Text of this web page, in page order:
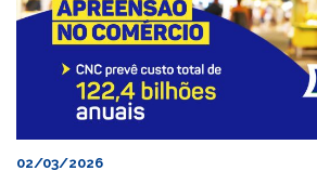
02/03/2026